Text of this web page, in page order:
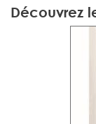
Découvrez